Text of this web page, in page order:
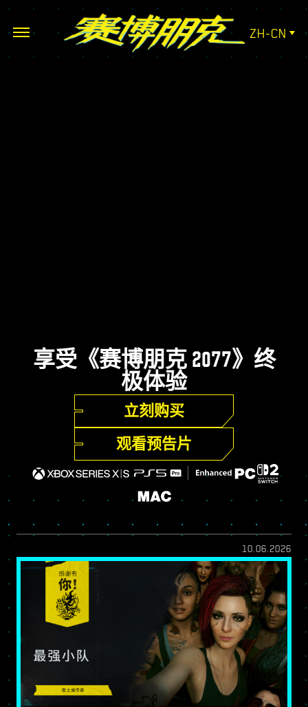
ZH-CN
享受《赛博朋克 2077》终
极体验
立刻购买
观看预告片
10.06.2026